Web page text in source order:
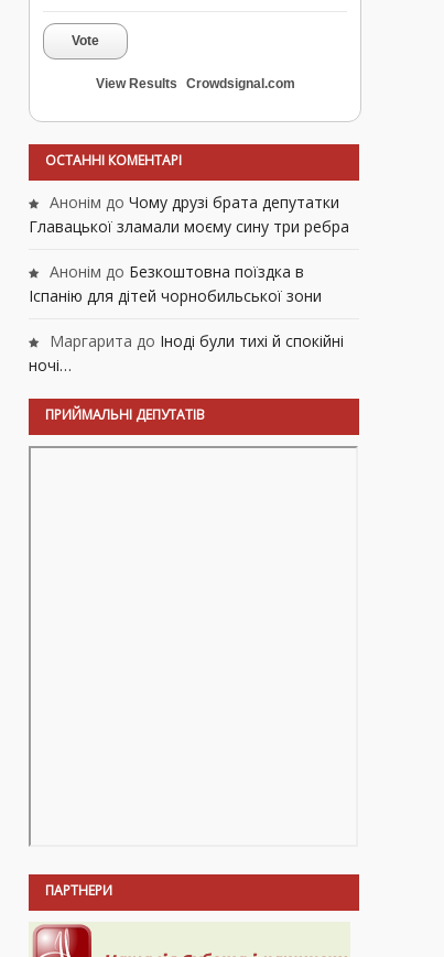
Vote
View Results Crowdsignal.com
ОСТАННІ КОМЕНТАРІ
Анонім до Чому друзі брата депутатки
Главацької зламали моєму сину три ребра
Анонім до Безкоштовна поїздка в
Іспанію для дітей чорнобильської зони
Маргарита до Іноді були тихі й спокійні
ночі…
ПРИЙМАЛЬНІ ДЕПУТАТІВ
ПАРТНЕРИ